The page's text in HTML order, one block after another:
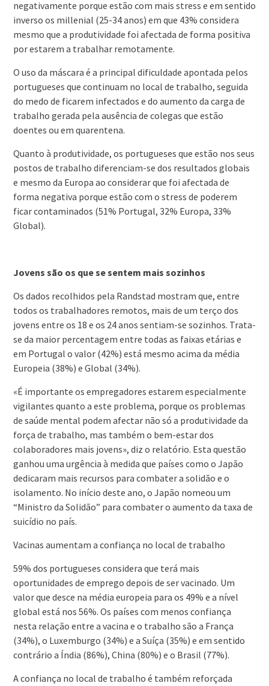
negativamente porque estão com mais stress e em sentido
inverso os millenial (25-34 anos) em que 43% considera
mesmo que a produtividade foi afectada de forma positiva
por estarem a trabalhar remotamente.
O uso da máscara é a principal dificuldade apontada pelos
portugueses que continuam no local de trabalho, seguida
do medo de ficarem infectados e do aumento da carga de
trabalho gerada pela ausência de colegas que estão
doentes ou em quarentena.
Quanto à produtividade, os portugueses que estão nos seus
postos de trabalho diferenciam-se dos resultados globais
e mesmo da Europa ao considerar que foi afectada de
forma negativa porque estão com o stress de poderem
ficar contaminados (51% Portugal, 32% Europa, 33%
Global).
Jovens são os que se sentem mais sozinhos
Os dados recolhidos pela Randstad mostram que, entre
todos os trabalhadores remotos, mais de um terço dos
jovens entre os 18 e os 24 anos sentiam-se sozinhos. Trata-
se da maior percentagem entre todas as faixas etárias e
em Portugal o valor (42%) está mesmo acima da média
Europeia (38%) e Global (34%).
«É importante os empregadores estarem especialmente
vigilantes quanto a este problema, porque os problemas
de saúde mental podem afectar não só a produtividade da
força de trabalho, mas também o bem-estar dos
colaboradores mais jovens», diz o relatório. Esta questão
ganhou uma urgência à medida que países como o Japão
dedicaram mais recursos para combater a solidão e o
isolamento. No início deste ano, o Japão nomeou um
“Ministro da Solidão” para combater o aumento da taxa de
suicídio no país.
Vacinas aumentam a confiança no local de trabalho
59% dos portugueses considera que terá mais
oportunidades de emprego depois de ser vacinado. Um
valor que desce na média europeia para os 49% e a nível
global está nos 56%. Os países com menos confiança
nesta relação entre a vacina e o trabalho são a França
(34%), o Luxemburgo (34%) e a Suíça (35%) e em sentido
contrário a Índia (86%), China (80%) e o Brasil (77%).
A confiança no local de trabalho é também reforçada